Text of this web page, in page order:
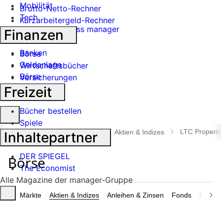
Mobilität
Tech
Harvard Business manager
Handel
Banken
Geldanlage
Börse
Industrie
Suche
öffnen
manager magazin Börse Aktien & Indizes LTC
Märkte Aktien & Indizes Anleihen & Zinsen Fonds
Brutto-Netto-Rechner
Kurzarbeitergeld-Rechner
Finanzen
Börse
Wirtschaftsbücher
Versicherungen
Freizeit
Bücher bestellen
Spiele
Inhaltepartner
DER SPIEGEL
The Economist
Alle Magazine der manager-Gruppe